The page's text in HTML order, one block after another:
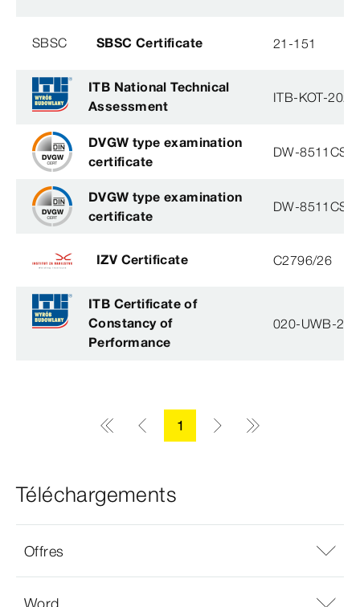
SBSC SBSC Certificate 21-151
ITB National Technical
Assessment
ITB-KOT-
DVGW type examination
certificate
DW-
DVGW type examination
certificate
DW-
IZV Certificate C2796/26
ITB Certificate of
Constancy of
Performance
020-UWB-
1
Téléchargements
Offres
Word